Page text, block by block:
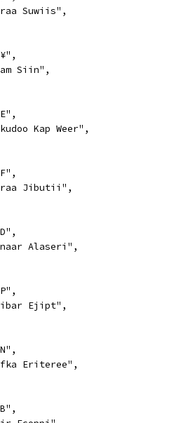
Suwiis",
Siin",
Kap Weer",
Jibutii",
Alaseri",
Ejipt",
Eriteree",